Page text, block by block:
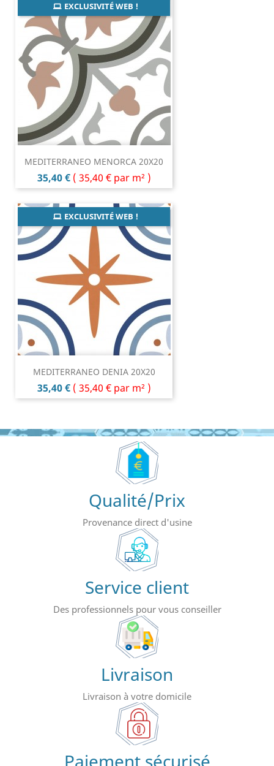
MEDITERRANEO MENORCA 20X20
Prix
35,40 € ( 35,40 € par m² )
EXCLUSIVITÉ WEB !
MEDITERRANEO DENIA 20X20
Prix
35,40 € ( 35,40 € par m² )
EXCLUSIVITÉ WEB !
Qualité/Prix
Provenance direct d'usine
Service client
Des professionnels pour vous conseiller
Livraison
Livraison à votre domicile
Paiement sécurisé